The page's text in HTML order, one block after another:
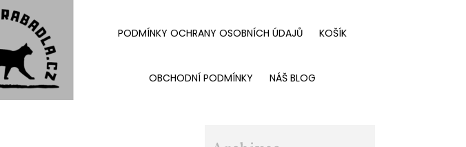
PODMÍNKY OCHRANY OSOBNÍCH ÚDAJŮ KOŠÍK
OBCHODNÍ PODMÍNKY NÁŠ BLOG